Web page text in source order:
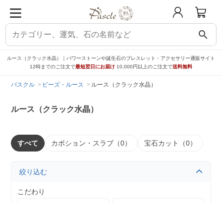
search
ルース（クラック水晶）｜パワーストーンや誕生石のブレスレット・アクセサリー通販サイト
12時までのご注文で最短翌日にお届け 10,000円以上のご注文で送料無料
パスクル ビーズ・ルース ルース（クラック水晶）
ルース（クラック水晶）
すべて カボション・スラブ（0） 宝石カット（0）
絞り込む
こだわり